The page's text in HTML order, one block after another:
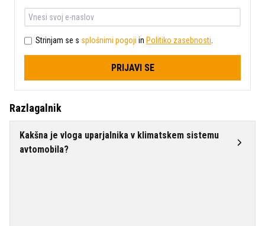
Strinjam se s splošnimi pogoji in Politiko zasebnosti.
PRIJAVI SE
Razlagalnik
Kakšna je vloga uparjalnika v klimatskem sistemu
avtomobila?